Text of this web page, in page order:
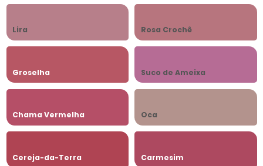
Lira Rosa Crochê
Groselha Suco de Ameixa
Chama Vermelha Oca
Cereja-da-Terra Carmesim